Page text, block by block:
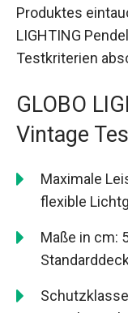
Produktes
LIGHTING
Testkriterien
GLOBO
Vintage
Maximale
flexible
Maße in cm: